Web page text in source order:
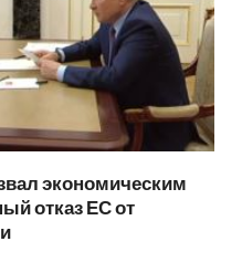
экономическим
отказ ЕС от